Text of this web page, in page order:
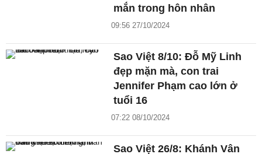
mắn trong hôn nhân
09:56 27/10/2024
Sao Việt 8/10: Đỗ Mỹ Linh
đẹp mặn mà, con trai
Jennifer Phạm cao lớn ở
tuổi 16
07:22 08/10/2024
Sao Việt 26/8: Khánh Vân